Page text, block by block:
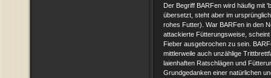
Der Begriff BARFen wird häufig mit
übersetzt, steht aber im
rohes Futter). War BARFen in den
attackierte Fütterungsweise,
Fieber ausgebrochen zu sein.
mittlerweile auch unzählige
laienhaften Ratschlägen und
Grundgedanken einer natürlichen